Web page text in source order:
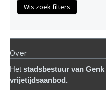
Wis zoek filters
Over
Het stadsbestuur van Genk
vrijetijdsaanbod.